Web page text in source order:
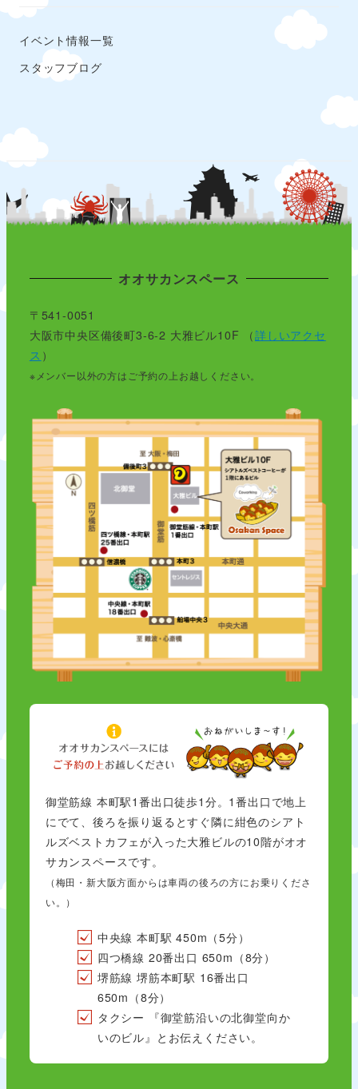
イベント情報一覧
スタッフブログ
オオサカンスペース
〒541-0051
大阪市中央区備後町3-6-2 大雅ビル10F （詳しいアクセ
ス ）
※メンバー以外の方はご予約の上お越しください。
御堂筋線 本町駅1番出口徒歩1分。1番出口で地上
にでて、後ろを振り返るとすぐ隣に紺色のシアト
ルズベストカフェが入った大雅ビルの10階がオオ
サカンスペースです。
（梅田・新大阪方面からは車両の後ろの方にお乗りくださ
い。）
中央線 本町駅 450m（5分）
四つ橋線 20番出口 650m（8分）
堺筋線 堺筋本町駅 16番出口
650m（8分）
タクシー 『御堂筋沿いの北御堂向か
いのビル』とお伝えください。